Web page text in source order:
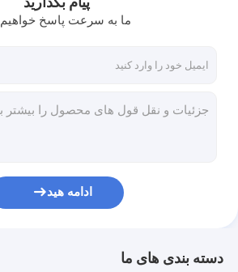
ما به سرعت پاسخ خواهیم
ادامه هید
دسته بندی های ما